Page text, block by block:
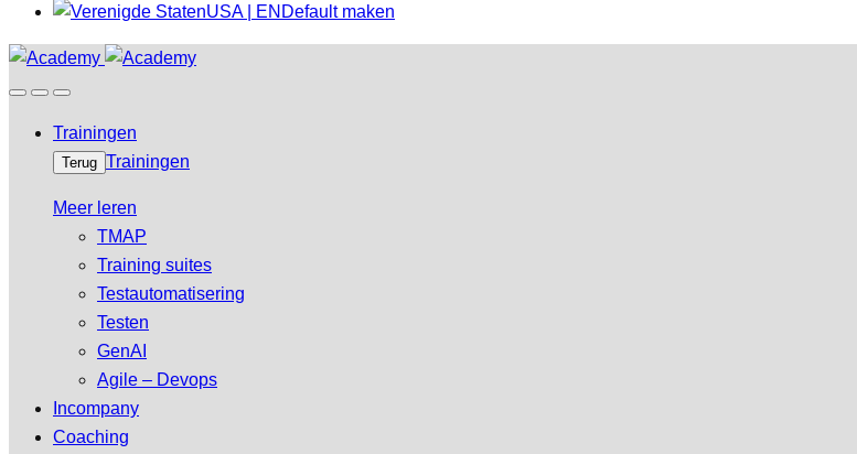
USA | EN Default maken
Trainingen
Terug Trainingen
Meer leren
TMAP
Training suites
Testautomatisering
Testen
GenAI
Agile – Devops
Incompany
Coaching